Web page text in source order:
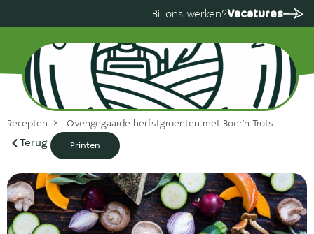
Bij ons werken?Vacatures
Recepten Ovengegaarde herfstgroenten met Boer’n Trots
Terug Printen